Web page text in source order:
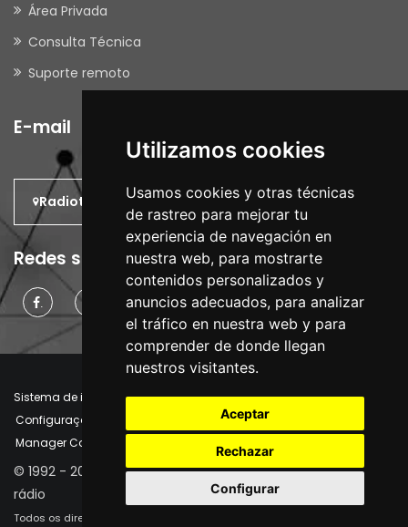
Utilizamos cookies
Usamos cookies y otras técnicas
de rastreo para mejorar tu
experiencia de navegación en
nuestra web, para mostrarte
contenidos personalizados y
anuncios adecuados, para analizar
el tráfico en nuestra web y para
comprender de donde llegan
nuestros visitantes.
Aceptar
Rechazar
Configurar
Área Privada
Consulta Técnica
Suporte remoto
E-mail
Radiotrans: No mundo.
Redes sociais
. .
Sistema de informação interno
Aviso Legal
Configurações de cookies
Política de Cookies
Manager Cookies
© 1992 - 2026 | Radiotrans - Engenharia e fornecimento de
rádio
Todos os direitos reservados